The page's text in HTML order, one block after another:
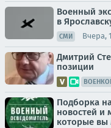
Военный
в
СМИ Вчера,
Дмитрий
позиции
Подборка
новостей и
которые вы